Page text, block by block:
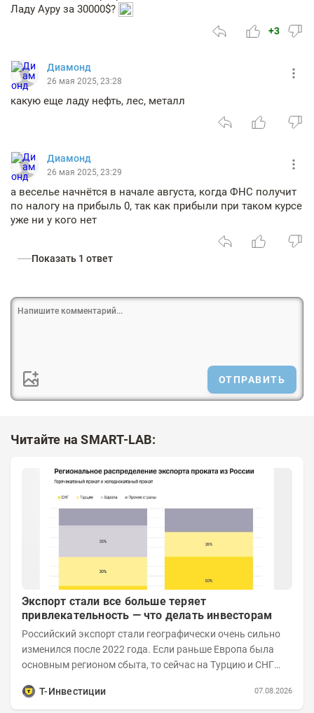
Ладу Ауру за 30000$?
+3
Диамонд
26 мая 2025, 23:28
какую еще ладу нефть, лес, металл
Диамонд
26 мая 2025, 23:29
а веселье начнётся в начале августа, когда ФНС получит
по налогу на прибыль 0, так как прибыли при таком курсе
уже ни у кого нет
Показать 1 ответ
ОТПРАВИТЬ
Читайте на SMART-LAB:
Экспорт стали все больше теряет
привлекательность — что делать инвесторам
Российский экспорт стали географически очень сильно
изменился после 2022 года. Если раньше Европа была
основным регионом сбыта, то сейчас на Турцию и СНГ
Т-Инвестиции
07.08.2026